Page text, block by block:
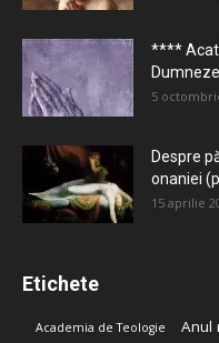
****
5
Despre
onaniei
15 aprilie
Etichete
Academia de Teologie Anul